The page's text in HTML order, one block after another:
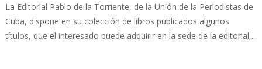
La Editorial Pablo de la Torriente, de la Unión de la Periodistas de
Cuba, dispone en su colección de libros publicados algunos
títulos, que el interesado puede adquirir en la sede de la editorial,...